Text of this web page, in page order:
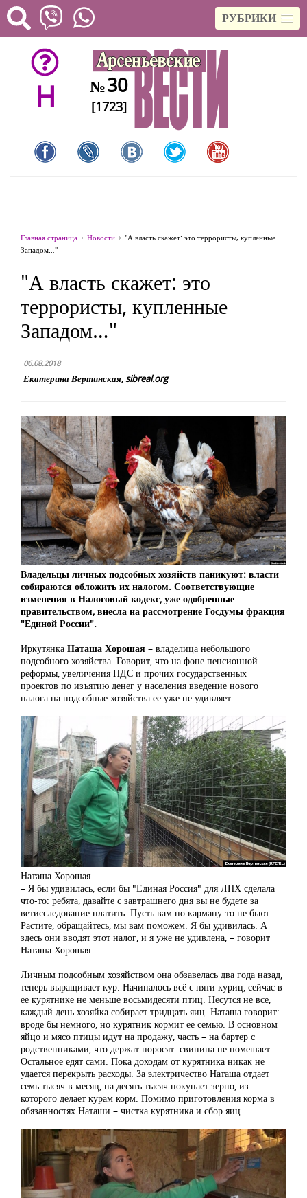
РУБРИКИ
H №30
[1723]
Главная страница Новости
"А власть скажет: это террористы, купленные
Западом…"
"А власть скажет: это
террористы, купленные
Западом…"
06.08.2018
Екатерина Вертинская, sibreal.org
Владельцы личных подсобных хозяйств паникуют: власти
собираются обложить их налогом. Соответствующие
изменения в Налоговый кодекс, уже одобренные
правительством, внесла на рассмотрение Госдумы фракция
"Единой России".
Иркутянка Наташа Хорошая – владелица небольшого
подсобного хозяйства. Говорит, что на фоне пенсионной
реформы, увеличения НДС и прочих государственных
проектов по изъятию денег у населения введение нового
налога на подсобные хозяйства ее уже не удивляет.
Наташа Хорошая
– Я бы удивилась, если бы "Единая Россия" для ЛПХ сделала
что-то: ребята, давайте с завтрашнего дня вы не будете за
ветисследование платить. Пусть вам по карману-то не бьют…
Растите, обращайтесь, мы вам поможем. Я бы удивилась. А
здесь они вводят этот налог, и я уже не удивлена, – говорит
Наташа Хорошая.
Личным подсобным хозяйством она обзавелась два года назад,
теперь выращивает кур. Начиналось всё с пяти куриц, сейчас в
ее курятнике не меньше восьмидесяти птиц. Несутся не все,
каждый день хозяйка собирает тридцать яиц. Наташа говорит:
вроде бы немного, но курятник кормит ее семью. В основном
яйцо и мясо птицы идут на продажу, часть – на бартер с
родственниками, что держат поросят: свинина не помешает.
Остальное едят сами. Пока доходам от курятника никак не
удается перекрыть расходы. За электричество Наташа отдает
семь тысяч в месяц, на десять тысяч покупает зерно, из
которого делает курам корм. Помимо приготовления корма в
обязанностях Наташи – чистка курятника и сбор яиц.